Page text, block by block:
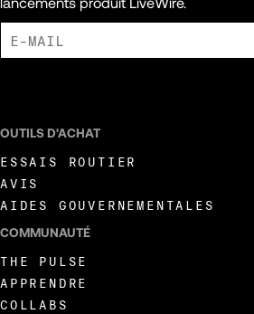
OUTILS D'ACHAT
ESSAIS ROUTIER
AVIS
AIDES GOUVERNEMENTALES
COMMUNAUTÉ
THE PULSE
APPRENDRE
COLLABS